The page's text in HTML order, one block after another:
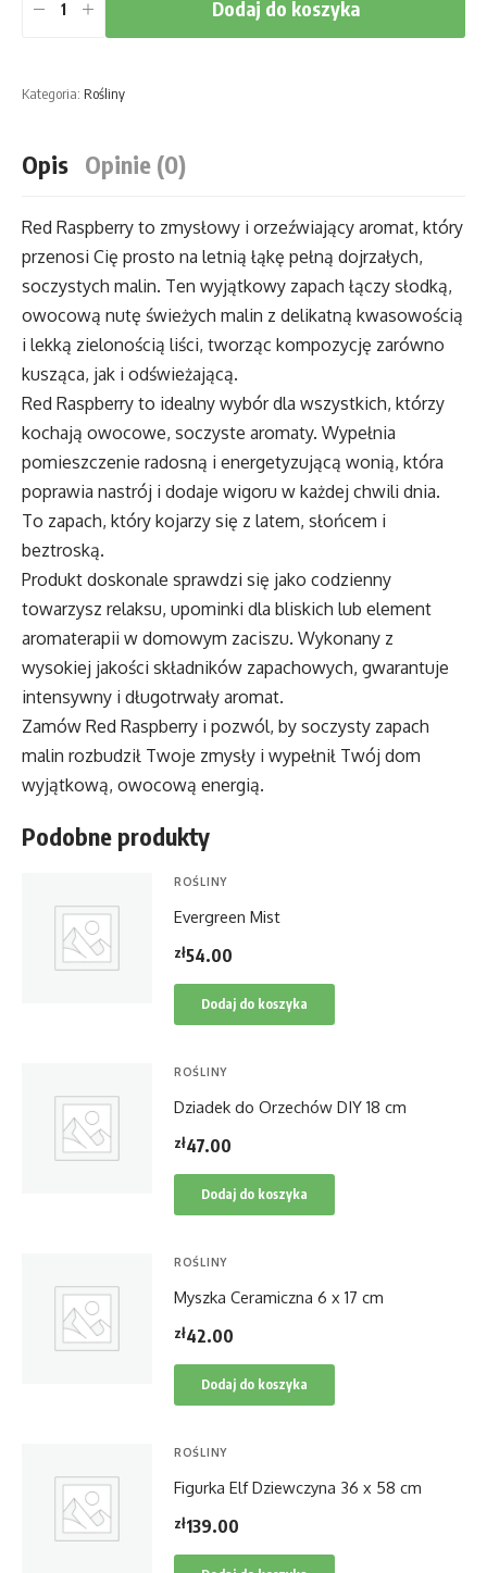
Dodaj do koszyka
Kategoria: Rośliny
Opis Opinie (0)
Red Raspberry to zmysłowy i orzeźwiający aromat, który
przenosi Cię prosto na letnią łąkę pełną dojrzałych,
soczystych malin. Ten wyjątkowy zapach łączy słodką,
owocową nutę świeżych malin z delikatną kwasowością
i lekką zielonością liści, tworząc kompozycję zarówno
kusząca, jak i odświeżającą.
Red Raspberry to idealny wybór dla wszystkich, którzy
kochają owocowe, soczyste aromaty. Wypełnia
pomieszczenie radosną i energetyzującą wonią, która
poprawia nastrój i dodaje wigoru w każdej chwili dnia.
To zapach, który kojarzy się z latem, słońcem i
beztroską.
Produkt doskonale sprawdzi się jako codzienny
towarzysz relaksu, upominki dla bliskich lub element
aromaterapii w domowym zaciszu. Wykonany z
wysokiej jakości składników zapachowych, gwarantuje
intensywny i długotrwały aromat.
Zamów Red Raspberry i pozwól, by soczysty zapach
malin rozbudził Twoje zmysły i wypełnił Twój dom
wyjątkową, owocową energią.
Podobne produkty
ROŚLINY
Evergreen Mist
zł54.00
Dodaj do koszyka
ROŚLINY
Dziadek do Orzechów DIY 18 cm
zł47.00
Dodaj do koszyka
ROŚLINY
Myszka Ceramiczna 6 x 17 cm
zł42.00
Dodaj do koszyka
ROŚLINY
Figurka Elf Dziewczyna 36 x 58 cm
zł139.00